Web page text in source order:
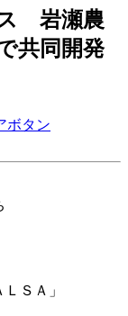
岩瀬農
共同開発
ＳＡ」